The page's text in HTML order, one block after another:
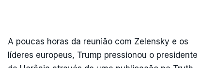
A poucas horas da reunião com Zelensky e os
líderes europeus, Trump pressionou o presidente